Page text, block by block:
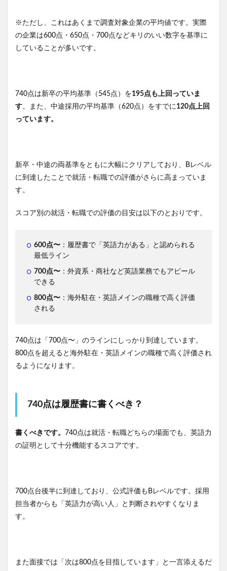
※ただし、これはあくまで調査対象企業の平均値です。実際
の企業は600点・650点・700点などキリのいい数字を基準に
していることが多いです。
740点は新卒の平均基準（545点）を195点も上回っていま
す。また、中途採用の平均基準（620点）をすでに120点上回
っています。
新卒・中途の両基準をともに大幅にクリアしており、Bレベル
に到達したことで就活・転職での評価がさらに高まっていま
す。
スコア別の就活・転職での評価の目安は以下のとおりです。
600点〜 ：履歴書で「英語力がある」と認められる
最低ライン
700点〜 ：外資系・商社など英語業務でもアピール
できる
800点〜 ：海外駐在・英語メインの職種で高く評価
される
740点は「700点〜」のラインにしっかり到達しています。
800点を超えると海外駐在・英語メインの職種で高く評価され
るようになります。
740点は履歴書に書くべき？
書くべきです。 740点は就活・転職どちらの場面でも、英語力
の証明として十分機能するスコアです。
700点台後半に到達しており、公式評価もBレベルです。採用
担当者からも「英語力が高い人」と判断されやすくなりま
す。
また面接では「次は800点を目指しています」と一言添えるだ